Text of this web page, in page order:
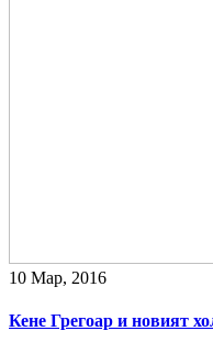
10 Мар, 2016
Кене Грегоар и новият